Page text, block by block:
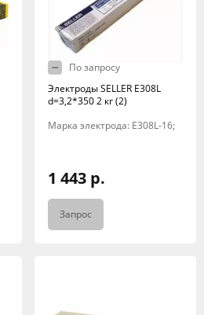
По запросу
Электроды SELLER E308L
d=3,2*350 2 кг (2)
Марка электрода: E308L-16;
1 443 р.
Запрос